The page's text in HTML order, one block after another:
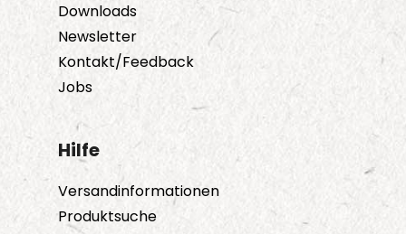
der
Produktseite
Downloads
Newsletter
Kontakt/Feedback
Jobs
Hilfe
Versandinformationen
Produktsuche